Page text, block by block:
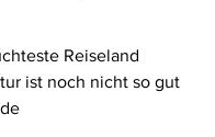
Reiseland
ist noch nicht so gut